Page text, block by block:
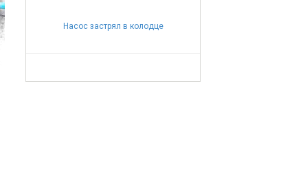
Насос застрял в колодце